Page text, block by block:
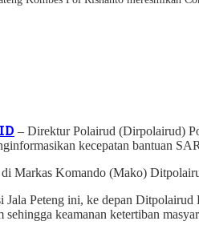
– Direktur Polairud (Dirpolairud)
kecepatan bantuan
di Markas Komando (Mako)
Jala Peteng ini, ke depan Ditpolairud
sehingga keamanan ketertiban